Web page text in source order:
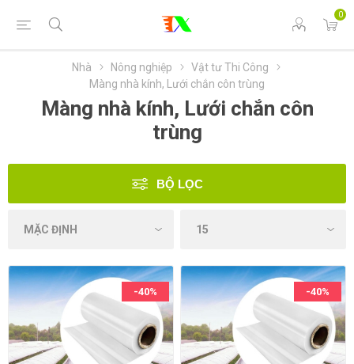
0
Nhà Nông nghiệp
Vật tư Thi Công
Màng nhà kính, Lưới chắn côn trùng
Màng nhà kính, Lưới chắn côn
trùng
BỘ LỌC
-40% -40%